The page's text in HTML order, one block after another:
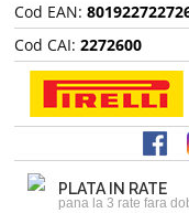
Cod EAN:
Cod CAI: 2272600
PLATA IN RATE
pana la 3 rate fara